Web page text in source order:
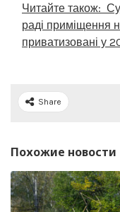
Читайте також:
раді приміщення
приватизовані у
Share
Похожие новости